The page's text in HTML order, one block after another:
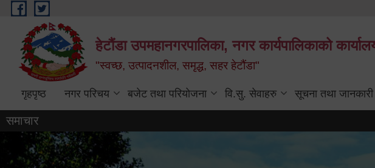
Skip to main content
हेटौंडा उपमहानगरपालिका, नगर कार्यपालिकाको
"स्वच्छ, उत्पादनशील, समृद्ध, सहर हेटौंडा"
गृहपृष्ठ नगर परिचय बजेट तथा परियोजना वि.सु. सेवाहरु सूचना तथा जानकारी
समाचार